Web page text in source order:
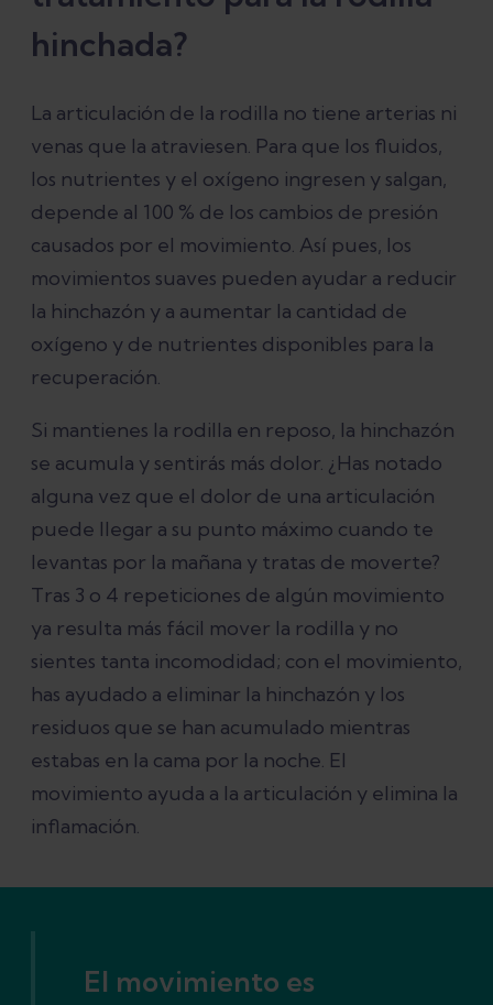
hinchada?
La articulación de la rodilla no tiene arterias ni
venas que la atraviesen. Para que los fluidos,
los nutrientes y el oxígeno ingresen y salgan,
depende al 100 % de los cambios de presión
causados por el movimiento. Así pues, los
movimientos suaves pueden ayudar a reducir
la hinchazón y a aumentar la cantidad de
oxígeno y de nutrientes disponibles para la
recuperación.
Si mantienes la rodilla en reposo, la hinchazón
se acumula y sentirás más dolor. ¿Has notado
alguna vez que el dolor de una articulación
puede llegar a su punto máximo cuando te
levantas por la mañana y tratas de moverte?
Tras 3 o 4 repeticiones de algún movimiento
ya resulta más fácil mover la rodilla y no
sientes tanta incomodidad; con el movimiento,
has ayudado a eliminar la hinchazón y los
residuos que se han acumulado mientras
estabas en la cama por la noche. El
movimiento ayuda a la articulación y elimina la
inflamación.
El movimiento es